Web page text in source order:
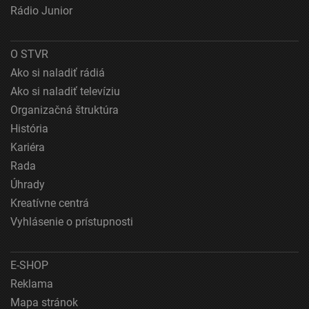
Rádio Junior
O STVR
Ako si naladiť rádiá
Ako si naladiť televíziu
Organizačná štruktúra
História
Kariéra
Rada
Úhrady
Kreatívne centrá
Vyhlásenie o prístupnosti
E-SHOP
Reklama
Mapa stránok